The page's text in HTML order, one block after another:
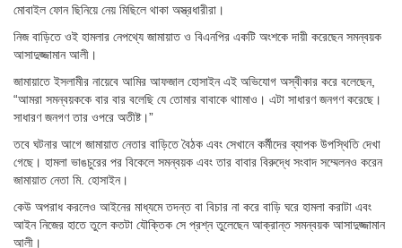
মোবাইল ফোন ছিনিয়ে নেয় মিছিলে থাকা অস্ত্রধারীরা।
নিজ বাড়িতে ওই হামলার নেপথ্যে জামায়াত ও বিএনপির একটি অংশকে দায়ী করেছেন সমন্বয়ক
আসাদুজ্জামান আলী।
জামায়াতে ইসলামীর নায়েবে আমির আফজাল হোসাইন এই অভিযোগ অস্বীকার করে বলেছেন,
“আমরা সমন্বয়ককে বার বার বলেছি যে তোমার বাবাকে থাামাও। এটা সাধারণ জনগণ করেছে।
সাধারণ জনগণ তার ওপরে অতীষ্ট।”
তবে ঘটনার আগে জামায়াত নেতার বাড়িতে বৈঠক এবং সেখানে কর্মীদের ব্যাপক উপস্থিতি দেখা
গেছে। হামলা ভাঙচুরের পর বিকেলে সমন্বয়ক এবং তার বাবার বিরুদ্ধে সংবাদ সম্মেলনও করেন
জামায়াত নেতা মি. হোসাইন।
কেউ অপরাধ করলেও আইনের মাধ্যমে তদন্ত বা বিচার না করে বাড়ি ঘরে হামলা করাটা এবং
আইন নিজের হাতে তুলে কতটা যৌক্তিক সে প্রশ্ন তুলেছেন আক্রান্ত সমন্বয়ক আসাদুজ্জামান
আলী।